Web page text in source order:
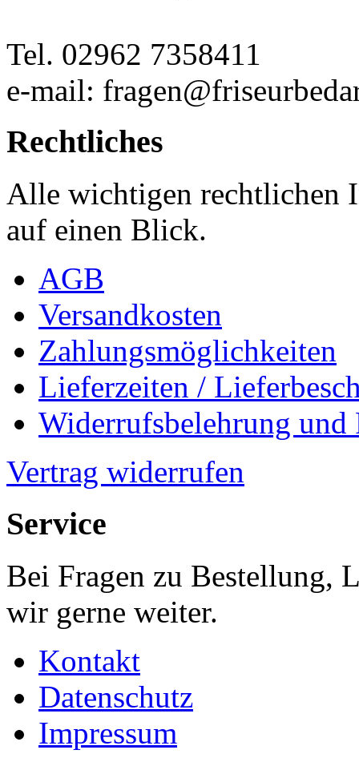
Tel. 02962 7358411
e-mail:
Rechtliches
Alle wichtigen rechtlichen
auf einen Blick.
AGB
Versandkosten
Zahlungsmöglichkeiten
Lieferzeiten /
Widerrufsbelehrung und
Vertrag widerrufen
Service
Bei Fragen zu Bestellung,
wir gerne weiter.
Kontakt
Datenschutz
Impressum